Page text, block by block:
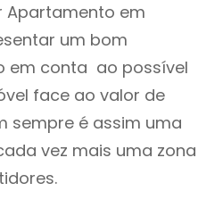
Apartamento em
um bom
em conta ao possível
face ao valor de
sempre é assim uma
vez mais uma zona